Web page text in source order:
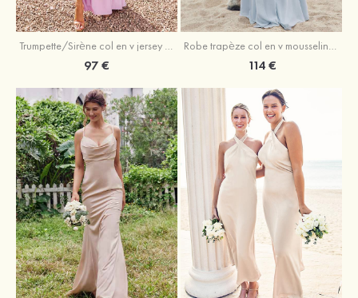
Trumpette/Sirène col en v jersey ras du sol robe de demoiselle d'honneur
97 €
Robe trapèze col en v mousseline ras du sol robe de demoiselle d'honneur
114 €